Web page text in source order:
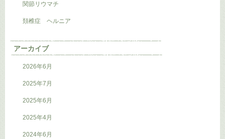
関節リウマチ
頚椎症 ヘルニア
アーカイブ
2026年6月
2025年7月
2025年6月
2025年4月
2024年6月